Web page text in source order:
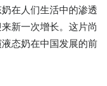
在人们生活中的渗透
新一次增长。这片尚
态奶在中国发展的前